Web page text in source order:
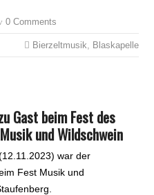
0 Comments
Bierzeltmusik, Blaskapelle
Gast beim Fest des
und Wildschwein
war der
Fest Musik und